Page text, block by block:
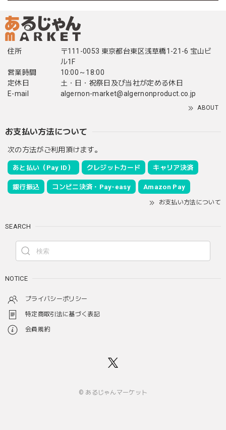
住所
〒111-0053 東京都台東区浅草橋1-21-6 宝山ビ
ル1F
営業時間
10:00～18:00
定休日
土・日・祝祭日及び当社が定める休日
E-mail
algernon-market@algernonproduct.co.jp
ABOUT
お支払い方法について
次の方法がご利用頂けます。
あと払い（Pay ID） クレジットカード キャリア決済
銀行振込 コンビニ決済・Pay-easy Amazon Pay
お支払い方法について
SEARCH
NOTICE
プライバシーポリシー
特定商取引法に基づく表記
会員規約
© あるじゃんマーケット